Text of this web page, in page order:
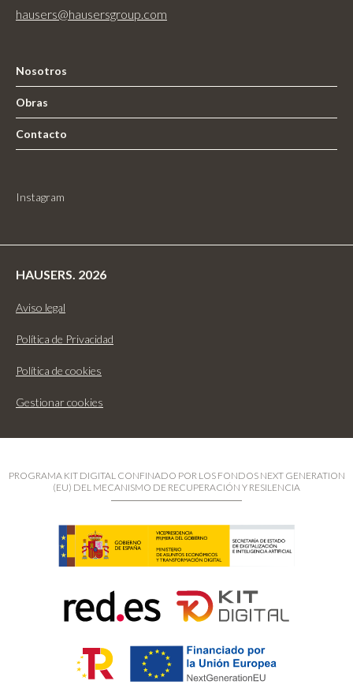
hausers@hausersgroup.com
Nosotros
Obras
Contacto
Instagram
HAUSERS. 2026
Aviso legal
Política de Privacidad
Política de cookies
Gestionar cookies
PROGRAMA KIT DIGITAL CONFINADO POR LOS FONDOS NEXT GENERATION
(EU) DEL MECANISMO DE RECUPERACIÓN Y RESILENCIA